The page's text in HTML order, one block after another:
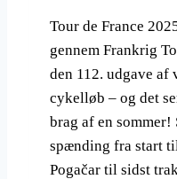
Å
L
I
U
R
O
P
Tour de France
gennem Frankrig
den 112. udgave af
cykelløb – og det
brag af en sommer!
spænding fra start
Pogačar til sidst